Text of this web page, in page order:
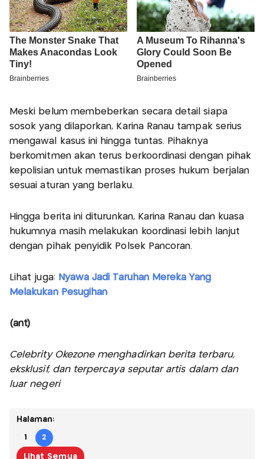
Meski belum membeberkan secara detail siapa
sosok yang dilaporkan, Karina Ranau tampak serius
mengawal kasus ini hingga tuntas. Pihaknya
berkomitmen akan terus berkoordinasi dengan pihak
kepolisian untuk memastikan proses hukum berjalan
sesuai aturan yang berlaku.
Hingga berita ini diturunkan, Karina Ranau dan kuasa
hukumnya masih melakukan koordinasi lebih lanjut
dengan pihak penyidik Polsek Pancoran.
Lihat juga: Nyawa Jadi Taruhan Mereka Yang
Melakukan Pesugihan
(ant)
Celebrity Okezone menghadirkan berita terbaru,
eksklusif, dan terpercaya seputar artis dalam dan
luar negeri
Halaman:
1 2
Lihat Semua